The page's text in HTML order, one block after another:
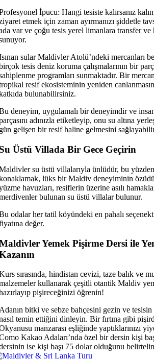
İpucu: Hangi tesiste kalırsanız
etmek için zaman ayırmanızı şiddetle
var ve çoğu tesis yerel limanlara transfer
sular Maldivler Atolü’ndeki mercanları
tesis deniz koruma çalışmalarının bir
programları sunmaktadır. Bir
resif ekosisteminin yeniden
bulunabilirsiniz.
deneyim, uygulamalı bir deneyimdir ve
adınızla etiketleyip, onu su altına
gelişen bir resif haline gelmesini
Üstü Villada Bir Gece Geçirin
su üstü villalarıyla ünlüdür, bu
lüks bir Maldiv deneyiminin
havuzları, resiflerin üzerine asılı
bulunan su üstü villalar bulunur.
odalar her tatil köyündeki en pahalı
değer.
Yemek Pişirme Dersi ile
sırasında, hindistan cevizi, taze balık ve
kullanarak çeşitli otantik Maldiv
pişireceğinizi öğrenin!
bitki ve sebze bahçesini gezin ve
temin ettiğini dinleyin. Bir fırtına gibi
manzarası eşliğinde yaptıklarınızı
Kakao Adaları’nda özel bir dersin kişi
ise kişi başı 75 dolar olduğunu